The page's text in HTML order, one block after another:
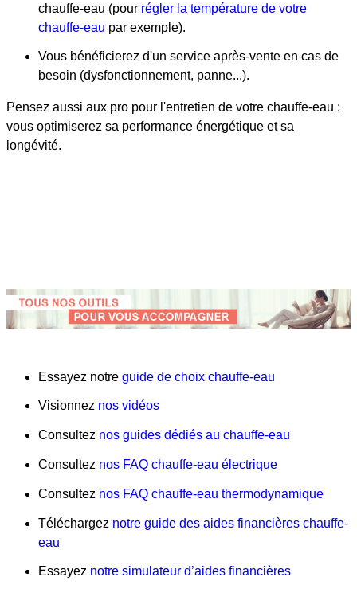
chauffe-eau (pour régler la température de votre
chauffe-eau par exemple).
Vous bénéficierez d'un service après-vente en cas de
besoin (dysfonctionnement, panne...).
Pensez aussi aux pro pour l'entretien de votre chauffe-eau :
vous optimiserez sa performance énergétique et sa
longévité.
Essayez notre guide de choix chauffe-eau
Visionnez nos vidéos
Consultez nos guides dédiés au chauffe-eau
Consultez nos FAQ chauffe-eau électrique
Consultez nos FAQ chauffe-eau thermodynamique
Téléchargez notre guide des aides financières chauffe-
eau
Essayez notre simulateur d’aides financières